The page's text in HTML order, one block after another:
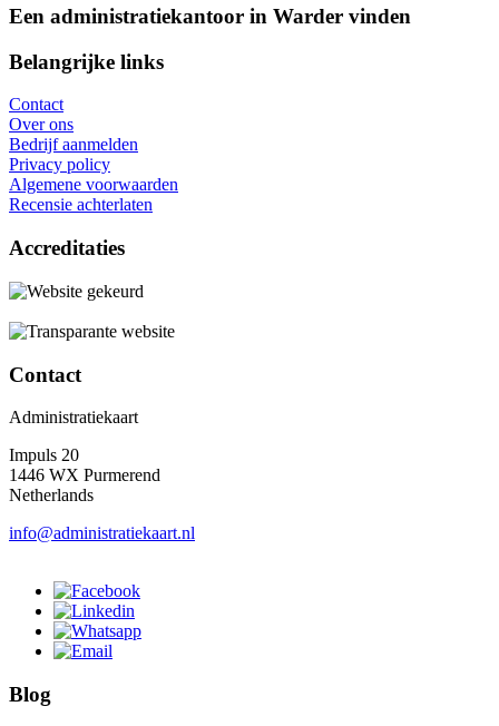
Een administratiekantoor in Warder vinden
Belangrijke links
Contact
Over ons
Bedrijf aanmelden
Privacy policy
Algemene voorwaarden
Recensie achterlaten
Accreditaties
Contact
Administratiekaart
Impuls 20
1446 WX Purmerend
Netherlands
info@administratiekaart.nl
Blog